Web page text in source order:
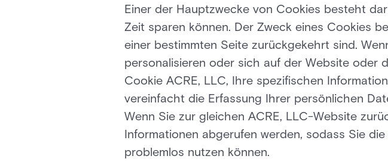
Einer der Hauptzwecke von Cookies besteht
Zeit sparen können. Der Zweck eines Cookies
einer bestimmten Seite zurückgekehrt sind.
personalisieren oder sich auf der Website oder
Cookie ACRE, LLC, Ihre spezifischen
vereinfacht die Erfassung Ihrer persönlichen
Wenn Sie zur gleichen ACRE, LLC-Website
Informationen abgerufen werden, sodass Sie
problemlos nutzen können.